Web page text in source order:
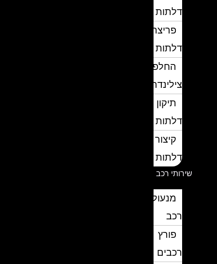
דלתות
פריצת
דלתות
החלפת
צילינדרים
תיקון
דלתות
קיצור
דלתות
שירותי רכב
מנעולן
פורץ
רכבים